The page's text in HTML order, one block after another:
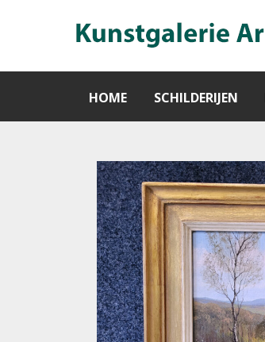
HOME SCHILDERIJEN